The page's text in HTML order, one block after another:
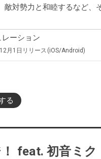
対勢力と和睦するなど、
レーション
月1日 リリース iOS/Android
る
feat. 初音ミク